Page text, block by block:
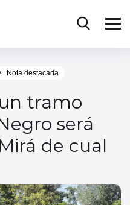
Nota destacada
tramo
será
de cual